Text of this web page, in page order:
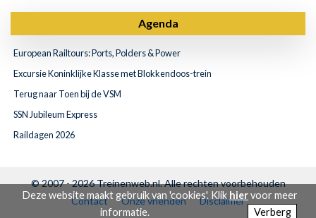
Deze website maakt gebruik van 'cookies'. Klikhiervoor meer
informatie.
Verberg
Agenda
European Railtours: Ports, Polders & Power
Excursie Koninklijke Klasse met Blokkendoos-trein
Terug naar Toen bij de VSM
SSN Jubileum Express
Raildagen 2026
© 2007 - 2026Treinenweb.nl. Alle rechten voorbehouden
Contact
Onze vrienden Disclaimer